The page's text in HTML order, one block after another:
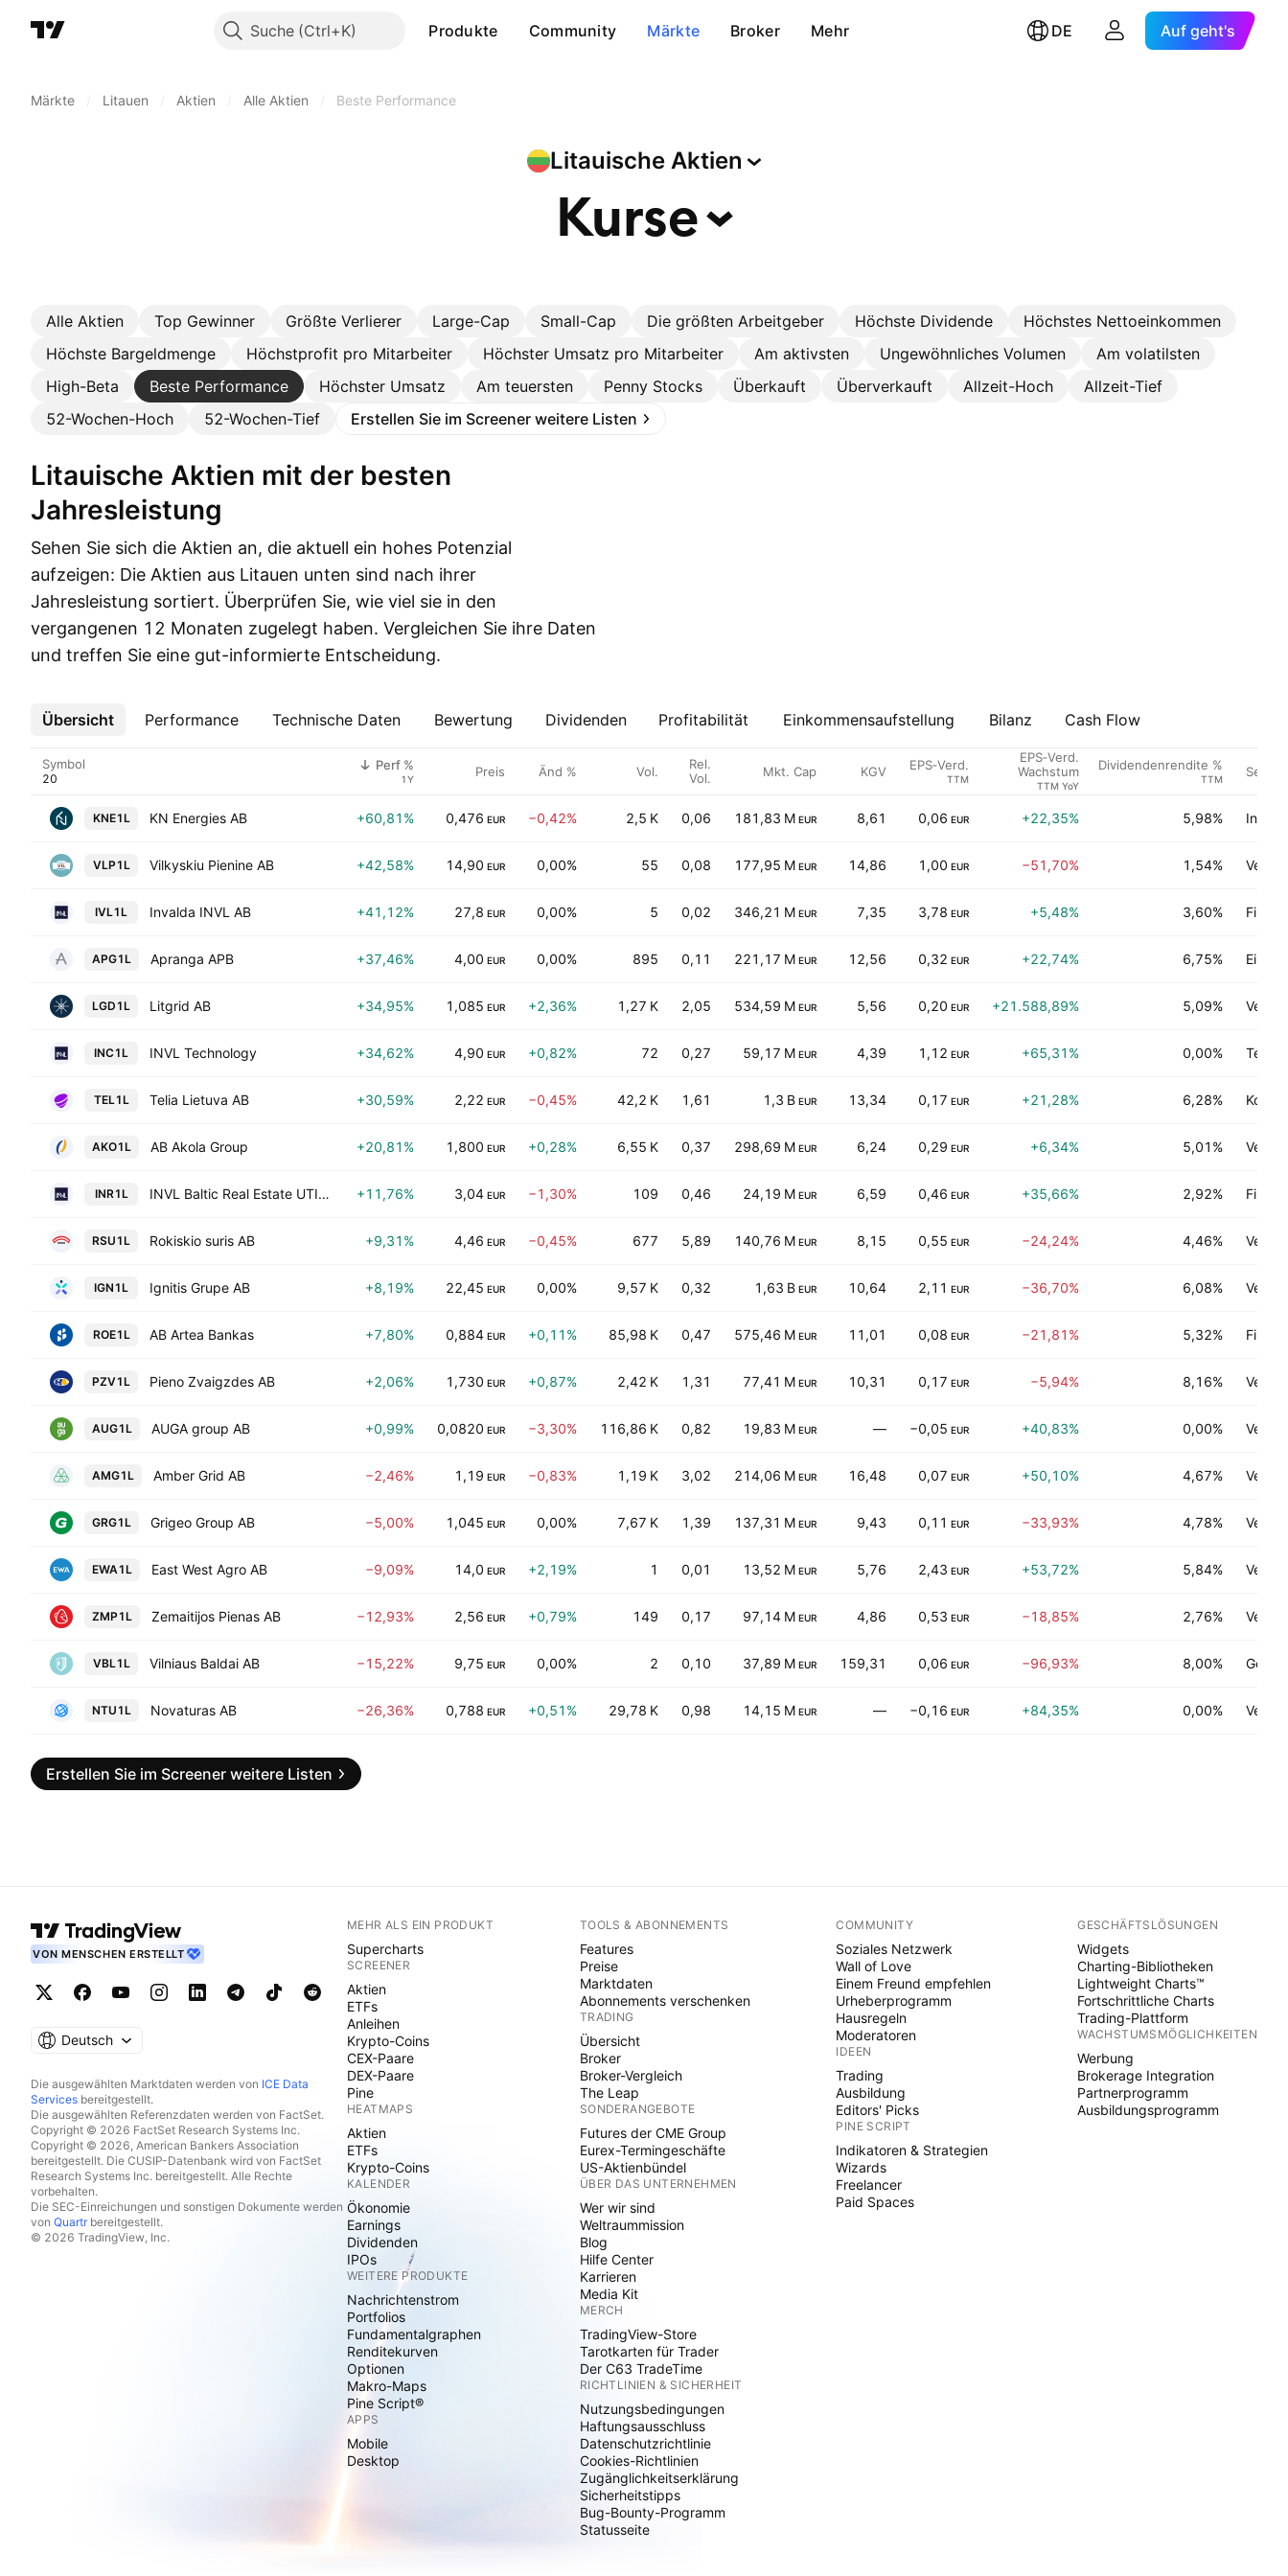
Suche Produkte Community Märkte Broker Mehr DE Auf geht's
Märkte Litauen Aktien Alle Aktien Beste Performance
Litauische Aktien
Kurse
Alle Aktien Top Gewinner Größte Verlierer Large-Cap Small-Cap Die größten Arbeitgeber Höchste Dividende
Höchstes Nettoeinkommen
Höchste Bargeldmenge
Höchstprofit pro Mitarbeiter Höchster Umsatz pro Mitarbeiter Am aktivsten Ungewöhnliches Volumen
Am volatilsten
High-Beta
Beste Performance Höchster Umsatz Am teuersten Penny Stocks Überkauft Überverkauft Allzeit-Hoch
Allzeit-Tief
52-Wochen-Hoch
52-Wochen-Tief Erstellen Sie im Screener weitere Listen
Litauische Aktien mit der besten
Jahresleistung
Sehen Sie sich die Aktien an, die aktuell ein hohes Potenzial
aufzeigen: Die Aktien aus Litauen unten sind nach ihrer
Jahresleistung sortiert. Überprüfen Sie, wie viel sie in den
vergangenen 12 Monaten zugelegt haben. Vergleichen Sie ihre Daten
und treffen Sie eine gut-informierte Entscheidung.
Übersicht Performance Technische Daten Bewertung Dividenden Profitabilität Einkommensaufstellung Bilanz Cash Flow
Mehr
Symbol Perf %
1Y Preis Änd % Vol.
Rel.
Vol.
Mkt. Cap KGV EPS‑Verd.
TTM
EPS‑Verd.
Wachstum
TTM YoY
Dividendenrendite %
TTM Sektor
KNE1L KN Energies AB +60,81% 0,476 EUR −0,42% 2,5 K 0,06 181,83 M EUR 8,61 0,06 EUR +22,35% 5,98%
VLP1L Vilkyskiu Pienine AB +42,58% 14,90 EUR 0,00% 55 0,08 177,95 M EUR 14,86 1,00 EUR −51,70% 1,54%
IVL1L Invalda INVL AB +41,12% 27,8 EUR 0,00% 5 0,02 346,21 M EUR 7,35 3,78 EUR +5,48% 3,60%
APG1L Apranga APB +37,46% 4,00 EUR 0,00% 895 0,11 221,17 M EUR 12,56 0,32 EUR +22,74% 6,75%
LGD1L Litgrid AB +34,95% 1,085 EUR +2,36% 1,27 K 2,05 534,59 M EUR 5,56 0,20 EUR +21.588,89% 5,09%
INC1L INVL Technology +34,62% 4,90 EUR +0,82% 72 0,27 59,17 M EUR 4,39 1,12 EUR +65,31% 0,00%
TEL1L Telia Lietuva AB +30,59% 2,22 EUR −0,45% 42,2 K 1,61 1,3 B EUR 13,34 0,17 EUR +21,28% 6,28%
AKO1L AB Akola Group +20,81% 1,800 EUR +0,28% 6,55 K 0,37 298,69 M EUR 6,24 0,29 EUR +6,34% 5,01%
INR1L INVL Baltic Real Estate UTIB EUR +11,76% 3,04 EUR −1,30% 109 0,46 24,19 M EUR 6,59 0,46 EUR +35,66% 2,92%
RSU1L Rokiskio suris AB +9,31% 4,46 EUR −0,45% 677 5,89 140,76 M EUR 8,15 0,55 EUR −24,24% 4,46%
IGN1L Ignitis Grupe AB +8,19% 22,45 EUR 0,00% 9,57 K 0,32 1,63 B EUR 10,64 2,11 EUR −36,70% 6,08%
ROE1L AB Artea Bankas +7,80% 0,884 EUR +0,11% 85,98 K 0,47 575,46 M EUR 11,01 0,08 EUR −21,81% 5,32%
PZV1L Pieno Zvaigzdes AB +2,06% 1,730 EUR +0,87% 2,42 K 1,31 77,41 M EUR 10,31 0,17 EUR −5,94% 8,16%
AUG1L AUGA group AB +0,99% 0,0820 EUR −3,30% 116,86 K 0,82 19,83 M EUR — −0,05 EUR +40,83% 0,00%
AMG1L Amber Grid AB −2,46% 1,19 EUR −0,83% 1,19 K 3,02 214,06 M EUR 16,48 0,07 EUR +50,10% 4,67%
GRG1L Grigeo Group AB −5,00% 1,045 EUR 0,00% 7,67 K 1,39 137,31 M EUR 9,43 0,11 EUR −33,93% 4,78%
EWA1L East West Agro AB −9,09% 14,0 EUR +2,19% 1 0,01 13,52 M EUR 5,76 2,43 EUR +53,72% 5,84%
ZMP1L Zemaitijos Pienas AB −12,93% 2,56 EUR +0,79% 149 0,17 97,14 M EUR 4,86 0,53 EUR −18,85% 2,76%
VBL1L Vilniaus Baldai AB −15,22% 9,75 EUR 0,00% 2 0,10 37,89 M EUR 159,31 0,06 EUR −96,93% 8,00%
NTU1L Novaturas AB −26,36% 0,788 EUR +0,51% 29,78 K 0,98 14,15 M EUR — −0,16 EUR +84,35% 0,00%
Erstellen Sie im Screener weitere Listen
VON MENSCHEN ERSTELLT
Deutsch
Die ausgewählten Marktdaten werden von ICE Data
Services bereitgestellt.
Die ausgewählten Referenzdaten werden von FactSet.
Copyright © 2026 FactSet Research Systems Inc.
Copyright © 2026, American Bankers Association
bereitgestellt. Die CUSIP-Datenbank wird von FactSet
Research Systems Inc. bereitgestellt. Alle Rechte
vorbehalten.
Die SEC-Einreichungen und sonstigen Dokumente werden
von Quartrbereitgestellt.
© 2026 TradingView, Inc.
MEHR ALS EIN PRODUKT
Supercharts
SCREENER
Aktien
ETFs
Anleihen
Krypto-Coins
CEX-Paare
DEX-Paare
Pine
HEATMAPS
Aktien
ETFs
Krypto-Coins
KALENDER
Ökonomie
Earnings
Dividenden
IPOs
WEITERE PRODUKTE
Nachrichtenstrom
Portfolios
Fundamentalgraphen
Renditekurven
Optionen
Makro-Maps
Pine Script®
APPS
Mobile
Desktop
TOOLS & ABONNEMENTS
Features
Preise
Marktdaten
Abonnements verschenken
TRADING
Übersicht
Broker
Broker-Vergleich
The Leap
SONDERANGEBOTE
Futures der CME Group
Eurex-Termingeschäfte
US-Aktienbündel
ÜBER DAS UNTERNEHMEN
Wer wir sind
Weltraummission
Blog
Hilfe Center
Karrieren
Media Kit
MERCH
TradingView-Store
Tarotkarten für Trader
Der C63 TradeTime
RICHTLINIEN & SICHERHEIT
Nutzungsbedingungen
Haftungsausschluss
Datenschutzrichtlinie
Cookies-Richtlinien
Zugänglichkeitserklärung
Sicherheitstipps
Bug-Bounty-Programm
Statusseite
COMMUNITY
Soziales Netzwerk
Wall of Love
Einem Freund empfehlen
Urheberprogramm
Hausregeln
Moderatoren
IDEEN
Trading
Ausbildung
Editors' Picks
PINE SCRIPT
Indikatoren & Strategien
Wizards
Freelancer
Paid Spaces
GESCHÄFTSLÖSUNGEN
Widgets
Charting-Bibliotheken
Lightweight Charts™
Fortschrittliche Charts
Trading-Plattform
WACHSTUMSMÖGLICHKEITEN
Werbung
Brokerage Integration
Partnerprogramm
Ausbildungsprogramm